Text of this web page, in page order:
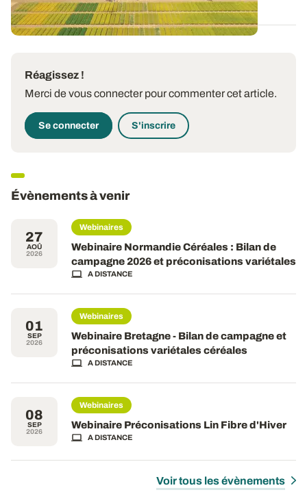
Réagissez !
Merci de vous connecter pour commenter cet article.
Se connecter S'inscrire
Évènements à venir
27
AOÛ
2026
Webinaires
Webinaire Normandie Céréales : Bilan de
campagne 2026 et préconisations variétales
A DISTANCE
01
SEP
2026
Webinaires
Webinaire Bretagne - Bilan de campagne et
préconisations variétales céréales
A DISTANCE
08
SEP
2026
Webinaires
Webinaire Préconisations Lin Fibre d'Hiver
A DISTANCE
Voir tous les évènements